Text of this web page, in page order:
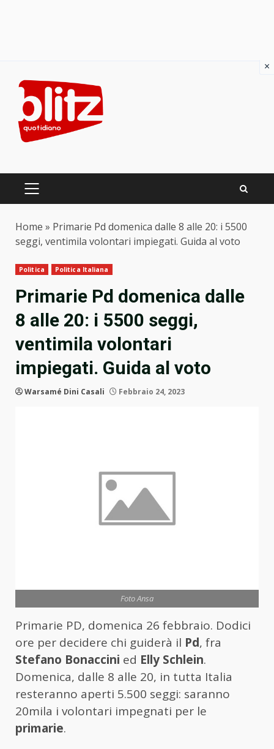
content
PRIMARY
Home » Primarie Pd domenica dalle 8 alle 20: i 5500
seggi, ventimila volontari impiegati. Guida al voto
Politica Politica Italiana
Primarie Pd domenica dalle
8 alle 20: i 5500 seggi,
ventimila volontari
impiegati. Guida al voto
Warsamé Dini Casali Febbraio 24, 2023
Foto Ansa
Primarie PD, domenica 26 febbraio. Dodici
ore per decidere chi guiderà il Pd, fra
Stefano Bonaccini ed Elly Schlein.
Domenica, dalle 8 alle 20, in tutta Italia
resteranno aperti 5.500 seggi: saranno
20mila i volontari impegnati per le
primarie.
×